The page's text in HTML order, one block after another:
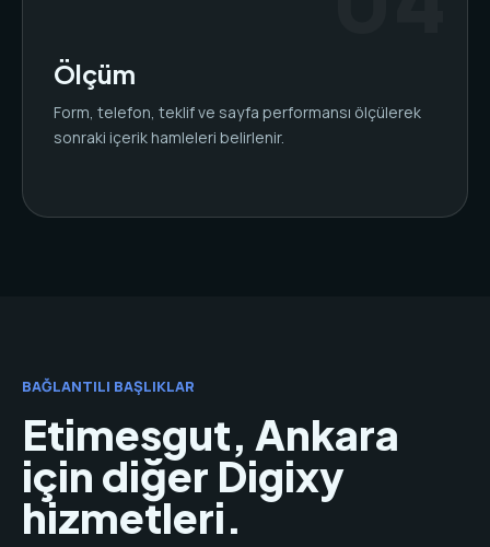
Ölçüm
Form, telefon, teklif ve sayfa performansı ölçülerek
sonraki içerik hamleleri belirlenir.
BAĞLANTILI BAŞLIKLAR
Etimesgut, Ankara
için diğer Digixy
hizmetleri.